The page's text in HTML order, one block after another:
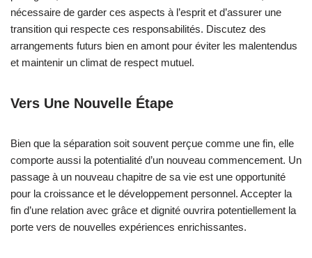
nécessaire de garder ces aspects à l’esprit et d’assurer une
transition qui respecte ces responsabilités. Discutez des
arrangements futurs bien en amont pour éviter les malentendus
et maintenir un climat de respect mutuel.
Vers Une Nouvelle Étape
Bien que la séparation soit souvent perçue comme une fin, elle
comporte aussi la potentialité d’un nouveau commencement. Un
passage à un nouveau chapitre de sa vie est une opportunité
pour la croissance et le développement personnel. Accepter la
fin d’une relation avec grâce et dignité ouvrira potentiellement la
porte vers de nouvelles expériences enrichissantes.